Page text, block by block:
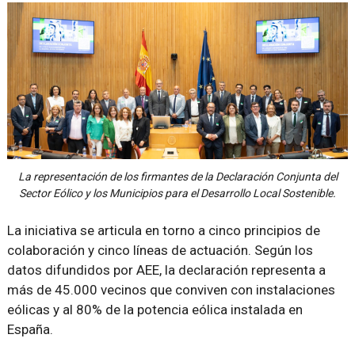
La representación de los firmantes de la Declaración Conjunta del
Sector Eólico y los Municipios para el Desarrollo Local Sostenible.
La iniciativa se articula en torno a cinco principios de
colaboración y cinco líneas de actuación. Según los
datos difundidos por AEE, la declaración representa a
más de 45.000 vecinos que conviven con instalaciones
eólicas y al 80% de la potencia eólica instalada en
España.